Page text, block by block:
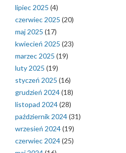
lipiec 2025 (4)
czerwiec 2025 (20)
maj 2025 (17)
kwiecień 2025 (23)
marzec 2025 (19)
luty 2025 (19)
styczeń 2025 (16)
grudzień 2024(18)
listopad 2024(28)
październik 2024(31)
wrzesień 2024(19)
czerwiec 2024(25)